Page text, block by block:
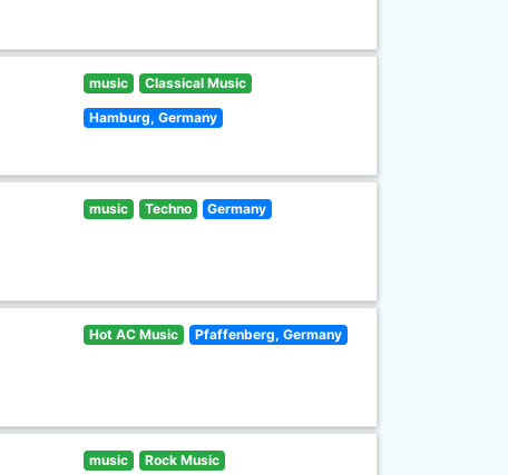
music Classical Music
Hamburg, Germany
music Techno Germany
Hot AC Music Pfaffenberg, Germany
music Rock Music